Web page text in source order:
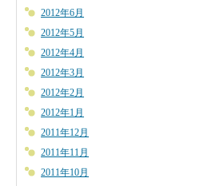
2012年6月
2012年5月
2012年4月
2012年3月
2012年2月
2012年1月
2011年12月
2011年11月
2011年10月